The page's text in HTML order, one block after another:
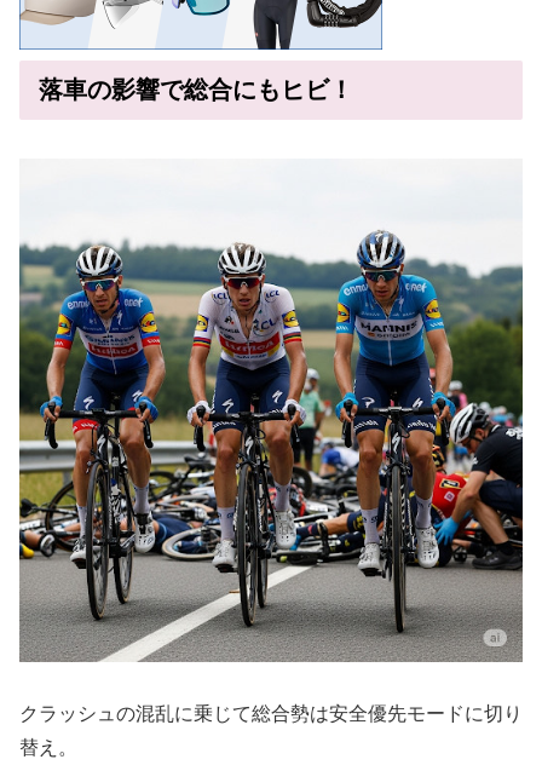
落車の影響で総合にもヒビ！
クラッシュの混乱に乗じて総合勢は安全優先モードに切り
替え。